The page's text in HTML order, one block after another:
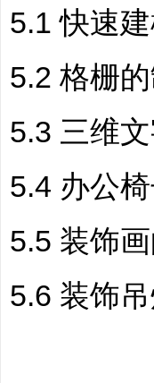
5.1 快速
5.2 格栅
5.3 三维
5.4 办公
5.5 装饰
5.6 装饰